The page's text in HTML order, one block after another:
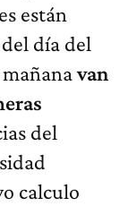
están
día del
mañanavan
del
calculo